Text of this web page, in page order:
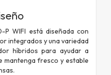
P WIFI está diseñada con
integrados y una variedad
híbridos para ayudar a
mantenga fresco y estable